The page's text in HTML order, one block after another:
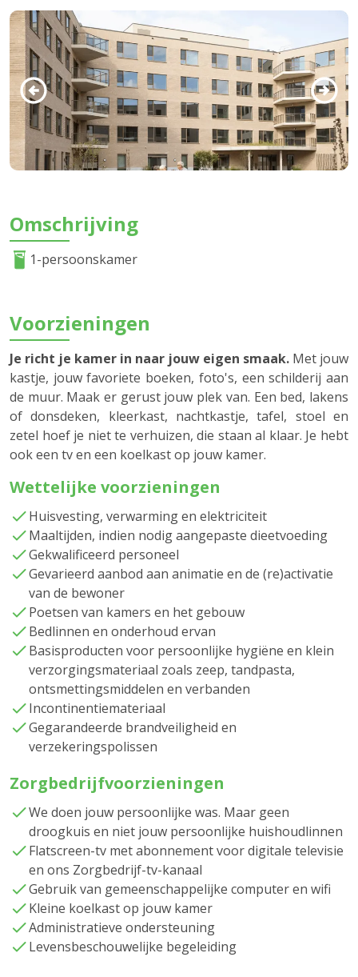
Omschrijving
1-persoonskamer
Voorzieningen
Je richt je kamer in naar jouw eigen smaak. Met jouw
kastje, jouw favoriete boeken, foto's, een schilderij aan
de muur. Maak er gerust jouw plek van. Een bed, lakens
of donsdeken, kleerkast, nachtkastje, tafel, stoel en
zetel hoef je niet te verhuizen, die staan al klaar. Je hebt
ook een tv en een koelkast op jouw kamer.
Wettelijke voorzieningen
Huisvesting, verwarming en elektriciteit
Maaltijden, indien nodig aangepaste dieetvoeding
Gekwalificeerd personeel
Gevarieerd aanbod aan animatie en de (re)activatie
van de bewoner
Poetsen van kamers en het gebouw
Bedlinnen en onderhoud ervan
Basisproducten voor persoonlijke hygiëne en klein
verzorgingsmateriaal zoals zeep, tandpasta,
ontsmettingsmiddelen en verbanden
Incontinentiemateriaal
Gegarandeerde brandveiligheid en
verzekeringspolissen
Zorgbedrijfvoorzieningen
We doen jouw persoonlijke was. Maar geen
droogkuis en niet jouw persoonlijke huishoudlinnen
Flatscreen-tv met abonnement voor digitale televisie
en ons Zorgbedrijf-tv-kanaal
Gebruik van gemeenschappelijke computer en wifi
Kleine koelkast op jouw kamer
Administratieve ondersteuning
Levensbeschouwelijke begeleiding